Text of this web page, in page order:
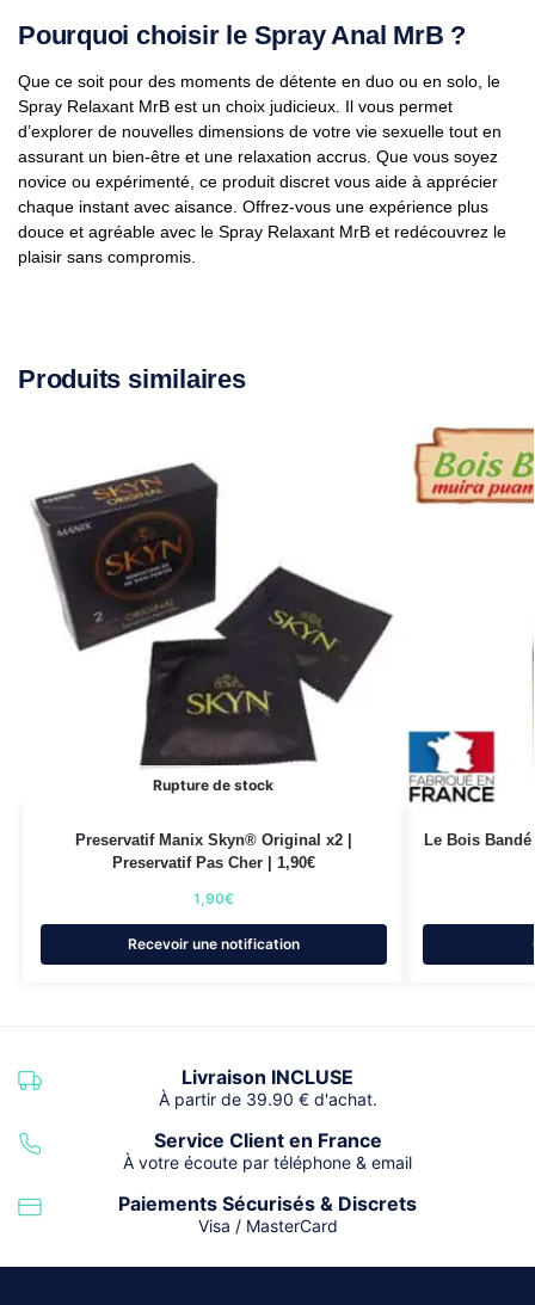
Pourquoi choisir le Spray Anal MrB ?
Que ce soit pour des moments de détente en duo ou en solo, le
Spray Relaxant MrB est un choix judicieux. Il vous permet
d’explorer de nouvelles dimensions de votre vie sexuelle tout en
assurant un bien-être et une relaxation accrus. Que vous soyez
novice ou expérimenté, ce produit discret vous aide à apprécier
chaque instant avec aisance. Offrez-vous une expérience plus
douce et agréable avec le Spray Relaxant MrB et redécouvrez le
plaisir sans compromis.
Produits similaires
Rupture de stock
Preservatif Manix Skyn® Original x2 |
Preservatif Pas Cher | 1,90€
1,90€
Recevoir une notification
Le Bois
Livraison INCLUSE
À partir de 39.90 € d'achat.
Service Client en France
À votre écoute par téléphone & email
Paiements Sécurisés & Discrets
Visa / MasterCard